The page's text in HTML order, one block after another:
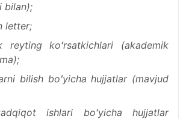
bilan);
letter;
reyting koʻrsatkichlari (akademik
bilish boʻyicha hujjatlar (mavjud
ishlari boʻyicha hujjatlar